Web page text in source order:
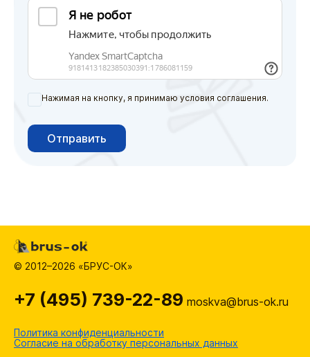
Нажимая на кнопку, я принимаю условия соглашения.
Отправить
© 2012–2026 «БРУС-ОК»
Политика конфиденциальности
Согласие на обработку персональных данных
+7 (495) 739-22-89 moskva@brus-ok.ru